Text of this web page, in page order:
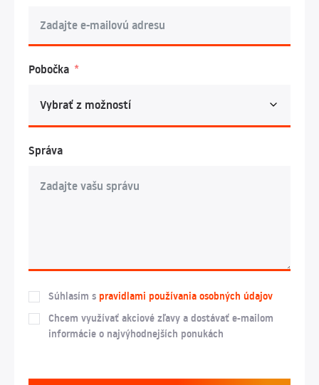
Pobočka
Správa
Súhlasím s pravidlami používania osobných údajov
Chcem využívať akciové zľavy a dostávať e-mailom
informácie o najvýhodnejších ponukách